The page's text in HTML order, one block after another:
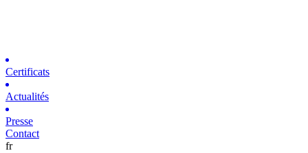
Certificats
Actualités
Presse
Contact
fr